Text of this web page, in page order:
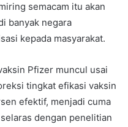
semacam itu akan
banyak negara
kepada masyarakat.
Pfizer muncul usai
tingkat efikasi vaksin
efektif, menjadi cuma
dengan penelitian